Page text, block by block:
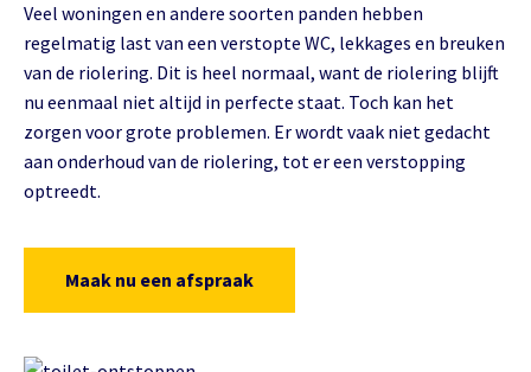
Veel woningen en andere soorten panden hebben
regelmatig last van een verstopte WC, lekkages en breuken
van de riolering. Dit is heel normaal, want de riolering blijft
nu eenmaal niet altijd in perfecte staat. Toch kan het
zorgen voor grote problemen. Er wordt vaak niet gedacht
aan onderhoud van de riolering, tot er een verstopping
optreedt.
Maak nu een afspraak